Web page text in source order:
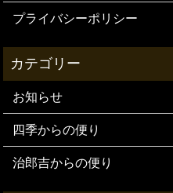
プライバシーポリシー
お知らせ
四季からの便り
治郎吉からの便り